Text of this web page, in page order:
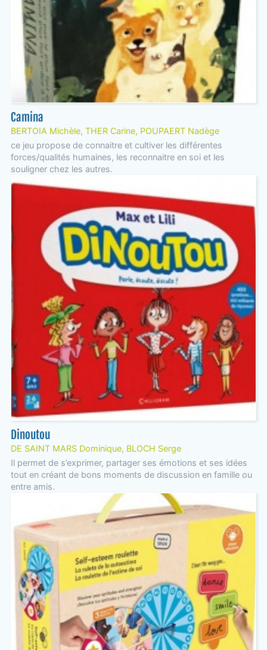
Camina
BERTOIA Michèle, THER Carine, POUPAERT Nadège
ce jeu propose de connaitre et cultiver les différentes
forces/qualités humaines, les reconnaitre en soi et les
souligner chez les autres.
Dinoutou
DE SAINT MARS Dominique, BLOCH Serge
Il permet de s’exprimer, partager ses émotions et ses idées
tout en créant de bons moments de discussion en famille ou
entre amis.